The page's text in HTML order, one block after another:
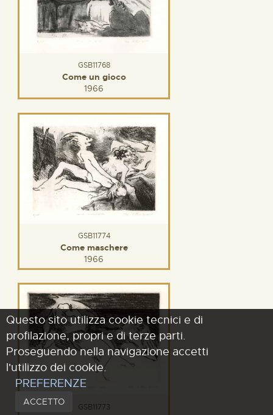
GSB11768
Come un gioco
1966
GSB11774
Come maschere
1966
GSB11773
Questo sito utilizza cookie tecnici e di
profilazione, propri e di terze parti.
Proseguendo nella navigazione accetti
l'utilizzo dei cookie.
PREFERENZE
ACCETTO